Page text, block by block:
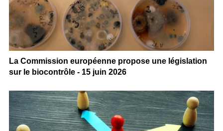
La Commission européenne propose une législation
sur le biocontrôle - 15 juin 2026